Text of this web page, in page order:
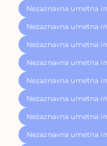
Nezaznavna umetna
Nezaznavna umetna
Nezaznavna umetna
Nezaznavna umetna
Nezaznavna umetna
Nezaznavna umetna
Nezaznavna umetna
Nezaznavna umetna